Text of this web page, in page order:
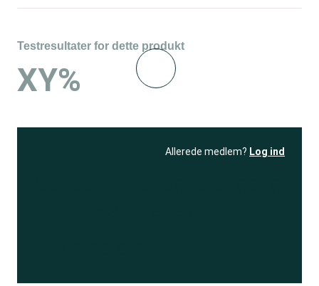
Testresultater for dette produkt
XY%
Allerede medlem? Log ind